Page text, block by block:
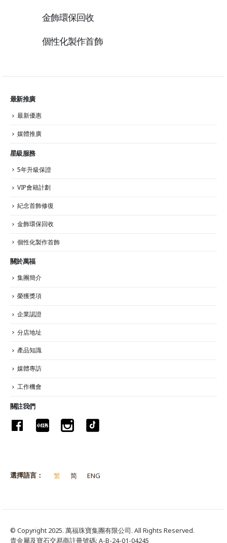
金飾環保回收
個性化製作首飾
最新推廣
最新優惠
媒體推廣
星級服務
5年升級保證
VIP會籍計劃
紀念首飾修復
金飾環保回收
個性化製作首飾
關於萬福
集團簡介
榮獲獎項
企業認證
分店地址
產品知識
媒體專訪
工作機會
關註我們
選擇語言： 繁 简 ENG
© Copyright 2025. 萬福珠寶集團有限公司. All Rights Reserved.
貴金屬及寶石交易商註冊號碼: A-B-24-01-04245